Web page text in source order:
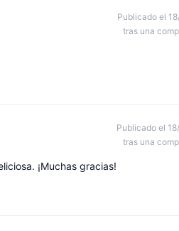
Publicado el
tras una
Publicado el
tras una
¡Muchas gracias!